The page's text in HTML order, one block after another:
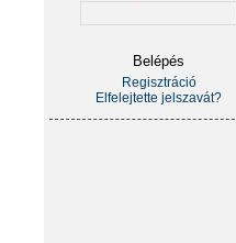
Regisztráció
Elfelejtette jelszavát?